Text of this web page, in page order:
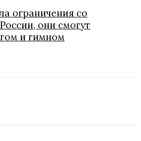
ограничения со
они смогут
и гимном